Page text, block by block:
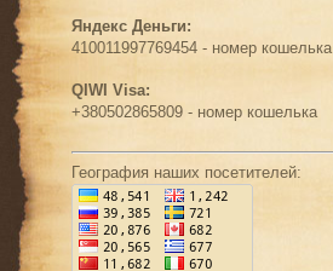
Яндекс Деньги:
410011997769454 - номер кошелька
QIWI Visa:
+380502865809 - номер кошелька
География наших посетителей: